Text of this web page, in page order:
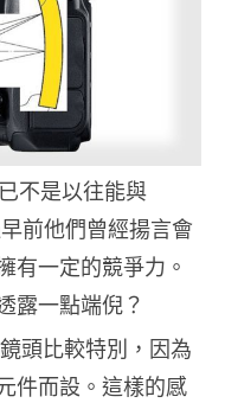
不是以往能與
前他們曾經揚言會
有一定的競爭力。
露一點端倪？
頭比較特別，因為
件而設。這樣的感